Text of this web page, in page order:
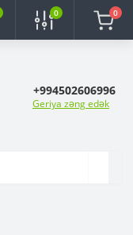
0 0
+994502606996
Geriya zəng edək